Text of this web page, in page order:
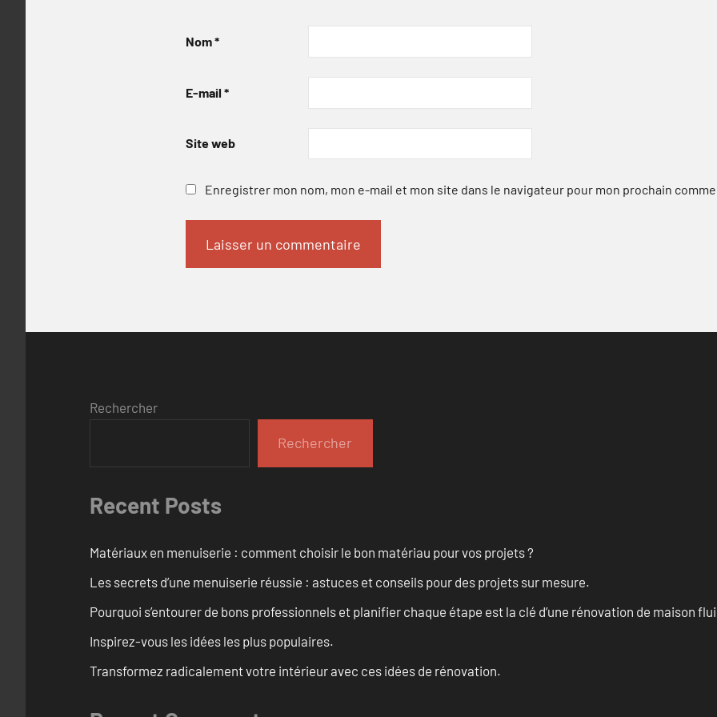
Nom*
E-mail *
Site web
Enregistrer mon nom, mon e-mail et mon site dans le navigateur pour mon prochain
Rechercher
Rechercher
Recent Posts
Matériaux en menuiserie : comment choisir le bon matériau pour vos projets ?
Les secrets d’une menuiserie réussie : astuces et conseils pour des projets sur mesure.
Pourquoi s’entourer de bons professionnels et planifier chaque étape est la clé d’une rénovation de maison
Inspirez-vous les idées les plus populaires.
Transformez radicalement votre intérieur avec ces idées de rénovation.